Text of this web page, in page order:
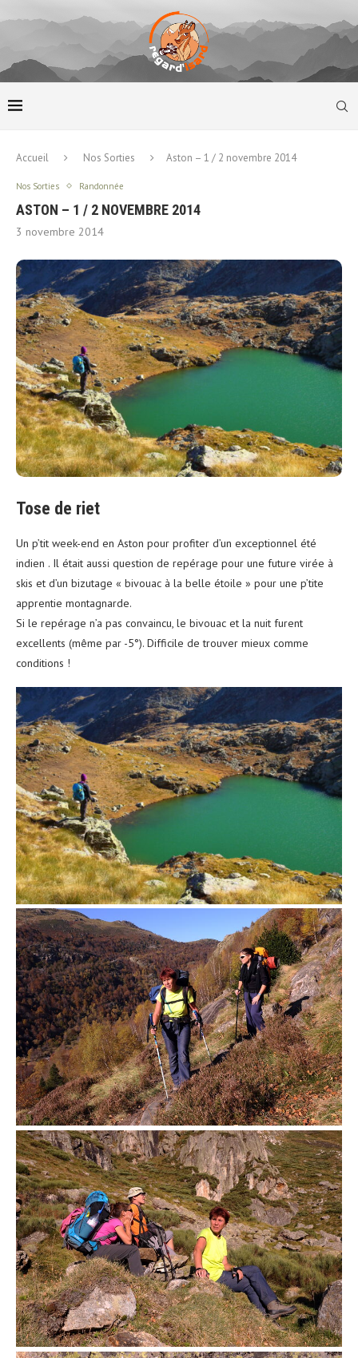
Accueil Nos Sorties Aston – 1 / 2 novembre 2014
Nos Sorties Randonnée
ASTON – 1 / 2 NOVEMBRE 2014
3 novembre 2014
Tose de riet
Un p’tit week-end en Aston pour profiter d’un exceptionnel été
indien . Il était aussi question de repérage pour une future virée à
skis et d’un bizutage « bivouac à la belle étoile » pour une p’tite
apprentie montagnarde.
Si le repérage n’a pas convaincu, le bivouac et la nuit furent
excellents (même par -5°). Difficile de trouver mieux comme
conditions !